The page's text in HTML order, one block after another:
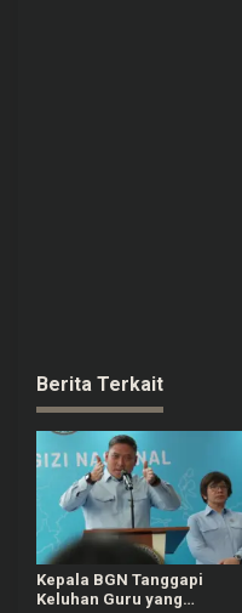
Berita Terkait
Kepala BGN Tanggapi
Keluhan Guru yang